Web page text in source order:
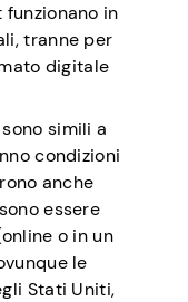
in
tranne per
digitale
simili a
condizioni
anche
essere
o in un
le
Stati Uniti,